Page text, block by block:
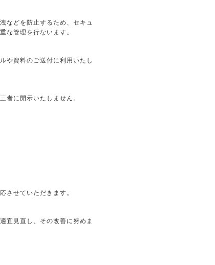
などを防止するため、セキュ
な管理を行ないます。
や資料のご送付に利用いたし
者に開示いたしません。
させていただきます。
宜見直し、その改善に努めま